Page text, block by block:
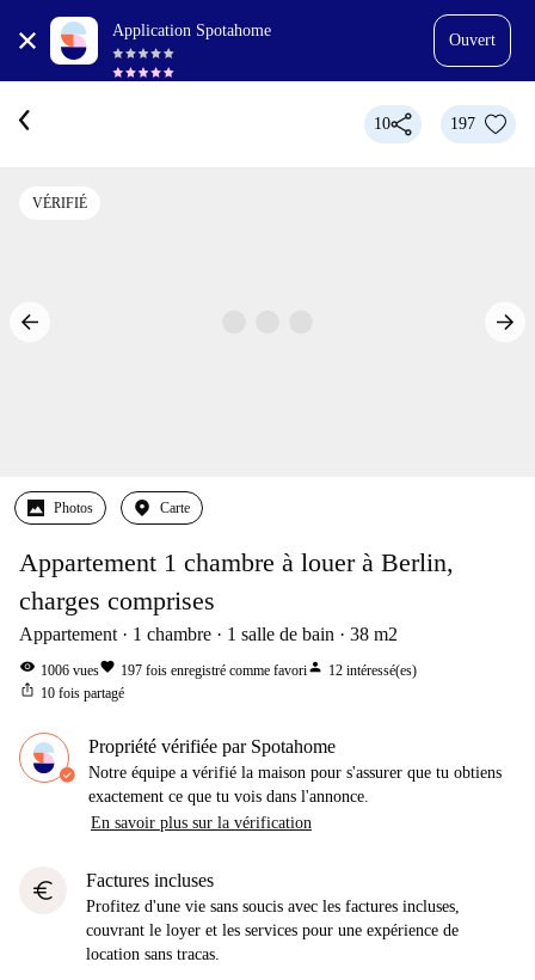
Application Spotahome
Ouvert
10 197
VÉRIFIÉ
Photos Carte
Appartement 1 chambre à louer à Berlin,
charges comprises
Appartement 1 chambre 1 salle de bain 38 m2
visibility 1006 vuesfavorite 197 fois enregistré comme favoriperson 12 intéressé(es)
ios_share 10 fois partagé
Propriété vérifiée par Spotahome
Notre équipe a vérifié la maison pour s'assurer que tu obtiens
exactement ce que tu vois dans l'annonce.
En savoir plus sur la vérification
euro Factures incluses
Profitez d'une vie sans soucis avec les factures incluses,
couvrant le loyer et les services pour une expérience de
location sans tracas.